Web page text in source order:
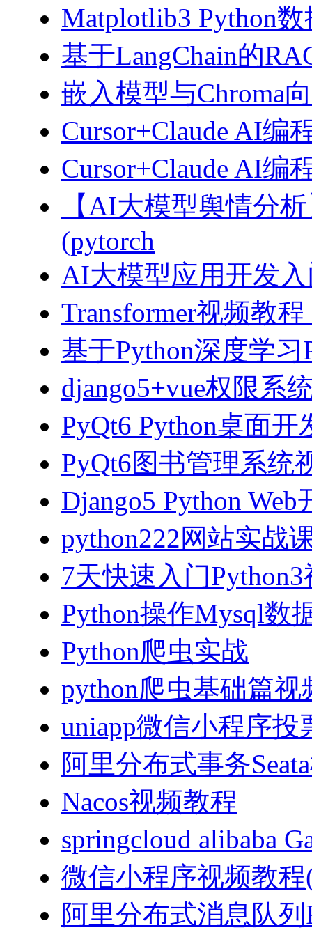
Matplotlib3 Python
基于LangChain的
嵌入模型与Chroma
Cursor+Claude AI编
Cursor+Claude AI编
【AI大模型舆情分
(pytorch
AI大模型应用开发入
Transformer视频教
基于Python深度学
django5+vue权限系
PyQt6 Python桌面开
PyQt6图书管理系统
Django5 Python
python222网站实战
7天快速入门
Python操作Mysql数
Python爬虫实战
python爬虫基础篇视
uniapp微信小程序投
阿里分布式事务
Nacos视频教程
springcloud alibaba
微信小程序视频教程
阿里分布式消息队